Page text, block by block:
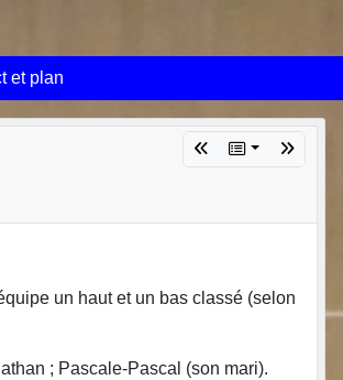
et plan
un haut et un bas classé (selon
; Pascale-Pascal (son mari).